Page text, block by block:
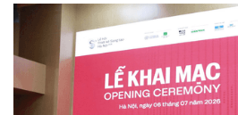
được tổ chức tại khu vực phía Bắc,
mùa tổ chức trước đó (2022 - 2025)